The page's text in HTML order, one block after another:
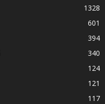
1328
601
394
340
124
121
117